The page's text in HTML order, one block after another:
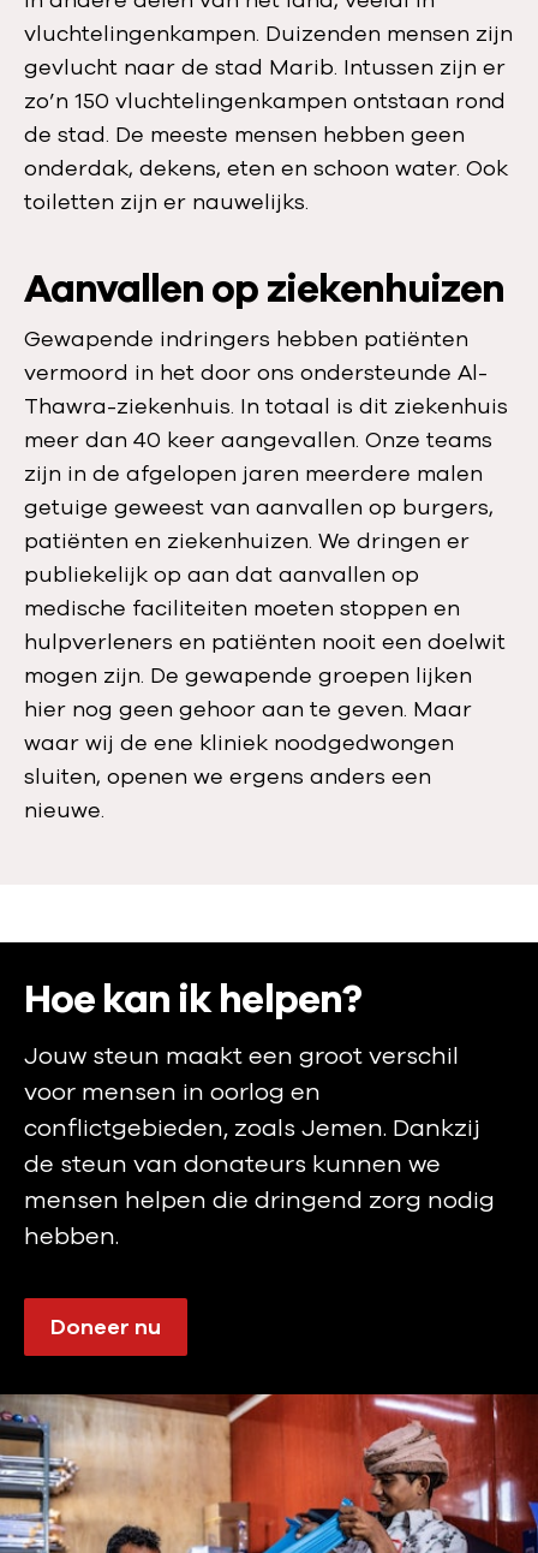
vluchtelingenkampen. Duizenden mensen zijn
gevlucht naar de stad Marib. Intussen zijn er
zo’n 150 vluchtelingenkampen ontstaan rond
de stad. De meeste mensen hebben geen
onderdak, dekens, eten en schoon water. Ook
toiletten zijn er nauwelijks.
Aanvallen op ziekenhuizen
Gewapende indringers hebben patiënten
vermoord in het door ons ondersteunde Al-
Thawra-ziekenhuis. In totaal is dit ziekenhuis
meer dan 40 keer aangevallen. Onze teams
zijn in de afgelopen jaren meerdere malen
getuige geweest van aanvallen op burgers,
patiënten en ziekenhuizen. We dringen er
publiekelijk op aan dat aanvallen op
medische faciliteiten moeten stoppen en
hulpverleners en patiënten nooit een doelwit
mogen zijn. De gewapende groepen lijken
hier nog geen gehoor aan te geven. Maar
waar wij de ene kliniek noodgedwongen
sluiten, openen we ergens anders een
nieuwe.
:
Hoe kan ik helpen?
Jouw steun maakt een groot verschil
voor mensen in oorlog en
conflictgebieden, zoals Jemen. Dankzij
de steun van donateurs kunnen we
mensen helpen die dringend zorg nodig
hebben.
Doneer nu